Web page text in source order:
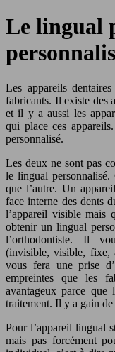
Le lingual
Les appareils
fabricants. Il existe des
et il y a aussi les
qui place ces
personnalisé.
Les deux ne sont pas
le lingual personnalisé.
que l’autre. Un
face interne des dents
l’appareil visible mais
obtenir un lingual
l’orthodontiste. Il
(invisible, visible, fixe,
vous fera une prise
empreintes que les
avantageux parce
traitement. Il y a gain de
Pour l’appareil lingual
mais pas forcément